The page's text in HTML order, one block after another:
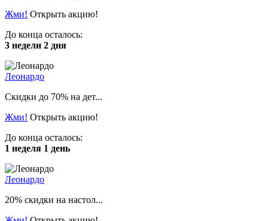
Жми! Открыть акцию!
До конца осталось:
3 недели 2 дня
Леонардо
Скидки до 70% на дет...
Жми! Открыть акцию!
До конца осталось:
1 неделя 1 день
Леонардо
20% скидки на настол...